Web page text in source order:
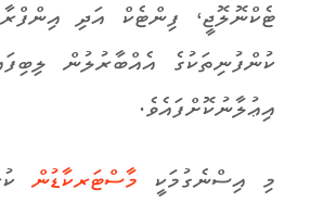
ޓެކްނޮލޮޖީ، ފިންޓެކް އަދި
ކުންފުނިތަކުގެ އެއްބާރުލުން
އިޢުލާނުކޮށްފައެވެ.
މި އިސްނެގުމަކީ މާސްޓަރކާޑުން